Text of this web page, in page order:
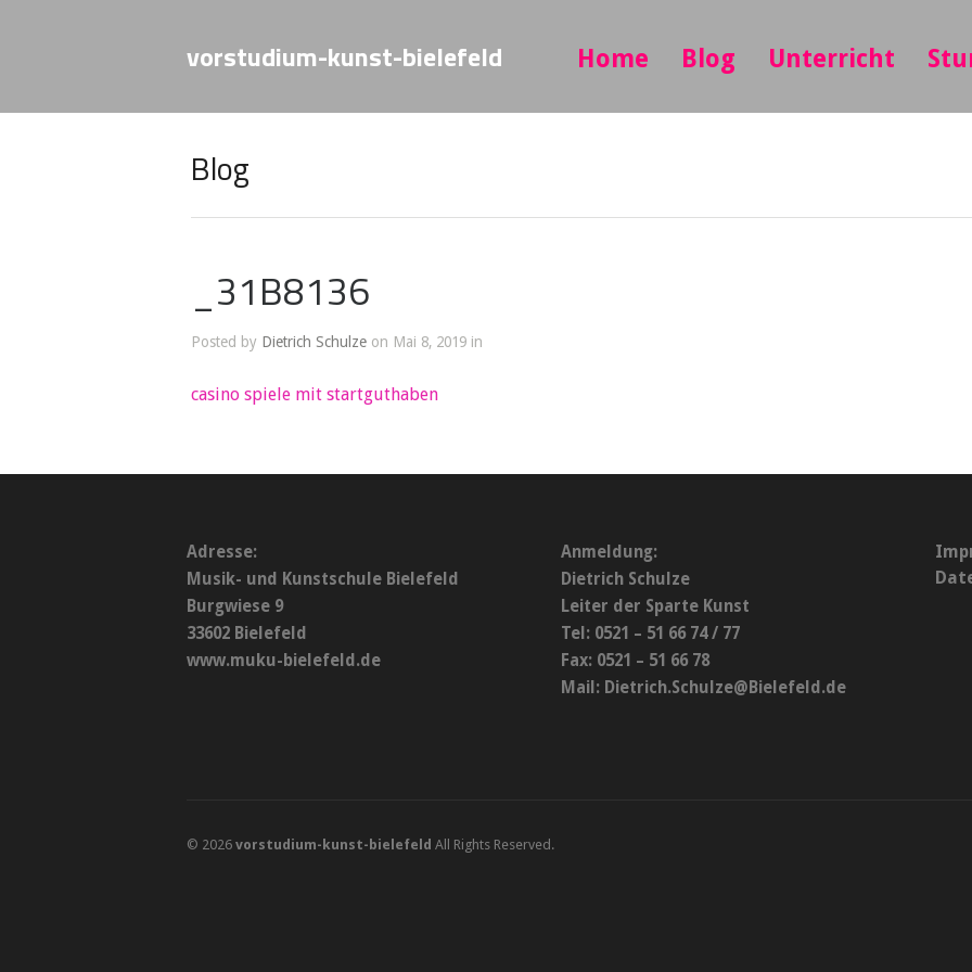
vorstudium-kunst-bielefeld Home Blog Unterricht
Blog
_31B8136
Posted by Dietrich Schulze on Mai 8, 2019 in
casino spiele mit startguthaben
Adresse:
Musik- und Kunstschule Bielefeld
Burgwiese 9
33602 Bielefeld
www.muku-bielefeld.de
Anmeldung:
Dietrich Schulze
Leiter der Sparte Kunst
Tel: 0521 – 51 66 74 / 77
Fax: 0521 – 51 66 78
Mail: Dietrich.Schulze@Bielefeld.de
© 2026 vorstudium-kunst-bielefeld All Rights Reserved.